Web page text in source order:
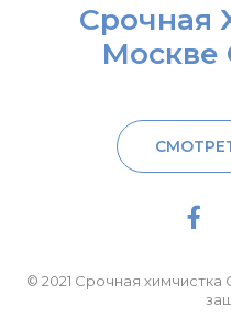
Срочная
Москве
© 2021 Срочная